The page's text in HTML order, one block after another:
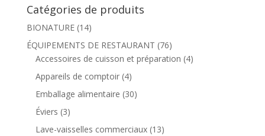
Catégories de produits
BIONATURE (14)
ÉQUIPEMENTS DE RESTAURANT (76)
Accessoires de cuisson et préparation (4)
Appareils de comptoir (4)
Emballage alimentaire (30)
Éviers (3)
Lave-vaisselles commerciaux (13)